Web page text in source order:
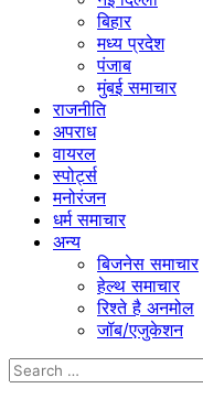
बिहार
मध्य प्रदेश
पंजाब
मुंबई समाचार
राजनीति
अपराध
वायरल
स्पोर्ट्स
मनोरंजन
धर्म समाचार
अन्य
बिजनेस समाचार
हेल्थ समाचार
रिश्ते है अनमोल
जॉब/एजुकेशन
Search